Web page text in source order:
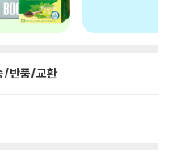
/반품/교환